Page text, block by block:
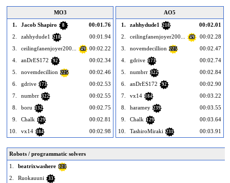
MO3
1.
Jacob Shapiro 8
00:01.76
2.
zahhydude1 218
00:01.94
3.
ceilingfanenjoyer200... 49
00:02.22
4.
anDrES172 92
00:02.34
5.
novemdecillion 225
00:02.46
6.
gdrive 173
00:02.53
7.
numbrr 322
00:02.55
8.
boru 132
00:02.75
9.
Chalk 129
00:02.81
10.
vx14 184 00:02.98
AO5
1.
zahhydude1 218
00:02.01
2.
ceilingfanenjoyer200... 49
00:02.28
3.
novemdecillion 225
00:02.47
4.
gdrive 173
00:02.74
5.
numbrr 322
00:02.84
6.
anDrES172 92
00:02.90
7.
vx14 184
00:03.22
8.
haramey 239
00:03.55
9.
Chalk 129
00:03.64
10.
TashiroMiraki 231 00:03.91
Robots / programmatic solvers
1.
beatrixwashere 123
2. Ruokauuni 33